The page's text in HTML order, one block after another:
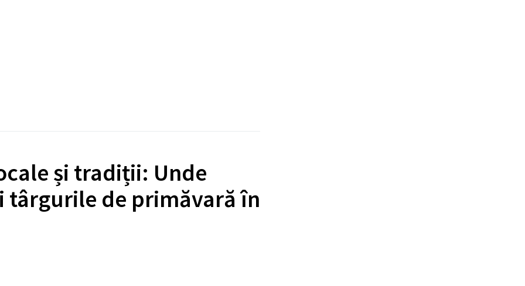
și tradiții: Unde
târgurile de primăvară în